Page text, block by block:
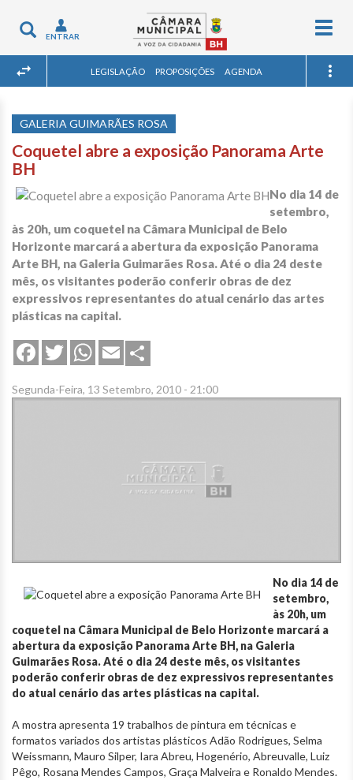
Toggle
navigation
ENTRAR
LEGISLAÇÃO PROPOSIÇÕES AGENDA
GALERIA GUIMARÃES ROSA
Coquetel abre a exposição Panorama Arte
BH
No dia 14 de
setembro,
às 20h, um coquetel na Câmara Municipal de Belo
Horizonte marcará a abertura da exposição Panorama
Arte BH, na Galeria Guimarães Rosa. Até o dia 24 deste
mês, os visitantes poderão conferir obras de dez
expressivos representantes do atual cenário das artes
plásticas na capital.
FacebookTwitterWhatsApp
Email
Segunda-Feira, 13 Setembro, 2010 - 21:00
No dia 14 de
setembro,
às 20h, um
coquetel na Câmara Municipal de Belo Horizonte marcará a
abertura da exposição Panorama Arte BH, na Galeria
Guimarães Rosa. Até o dia 24 deste mês, os visitantes
poderão conferir obras de dez expressivos representantes
do atual cenário das artes plásticas na capital.
A mostra apresenta 19 trabalhos de pintura em técnicas e
formatos variados dos artistas plásticos Adão Rodrigues, Selma
Weissmann, Mauro Silper, Iara Abreu, Hogenério, Abreuvalle, Luiz
Pêgo, Rosana Mendes Campos, Graça Malveira e Ronaldo Mendes.